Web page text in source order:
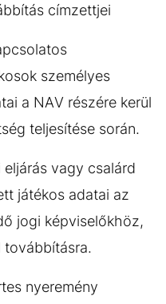
címzettjei
személyes
a NAV részére kerül
teljesítése során.
vagy csalárd
játékos adatai az
jogi képviselőkhöz,
továbbításra.
nyeremény